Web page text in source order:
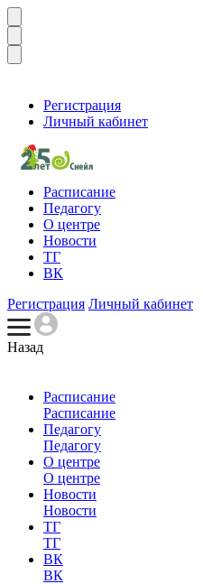
Регистрация
Личный кабинет
Расписание
Педагогу
О центре
Новости
ТГ
ВК
Регистрация Личный кабинет
Назад
Расписание
Расписание
Педагогу
Педагогу
О центре
О центре
Новости
Новости
ТГ
ТГ
ВК
ВК